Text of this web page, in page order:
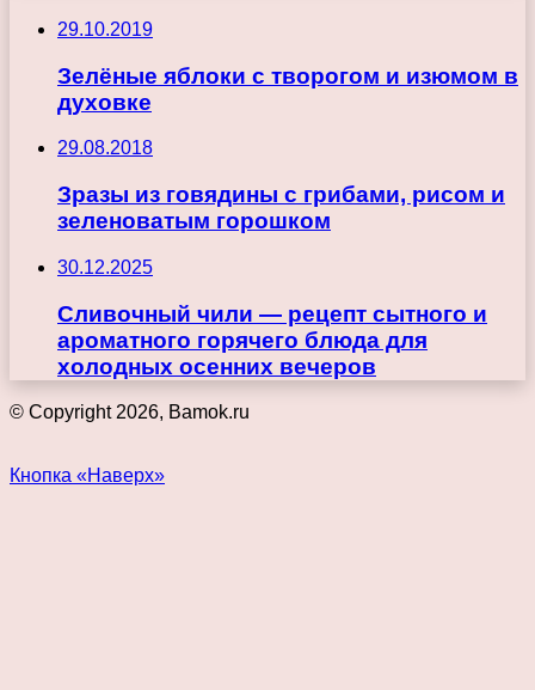
29.10.2019
Зелёные яблоки с творогом и изюмом в
духовке
29.08.2018
Зразы из говядины с грибами, рисом и
зеленоватым горошком
30.12.2025
Сливочный чили — рецепт сытного и
ароматного горячего блюда для
холодных осенних вечеров
© Copyright 2026, Bamok.ru
Кнопка «Наверх»